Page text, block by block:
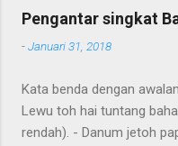
tampak
naga dari
Pengantar singkat
-Januari 31, 2018
Kata benda dengan
Lewu toh hai tuntang
rendah). - Danum jetoh